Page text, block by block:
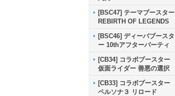
[BSC47] テーマブースター
REBIRTH OF LEGENDS
[BSC46] ディーバブースタ
ー 10thアフターパーティ
[CB34] コラボブースター
仮面ライダー 善悪の選択
[CB33] コラボブースター
ペルソナ３ リロード